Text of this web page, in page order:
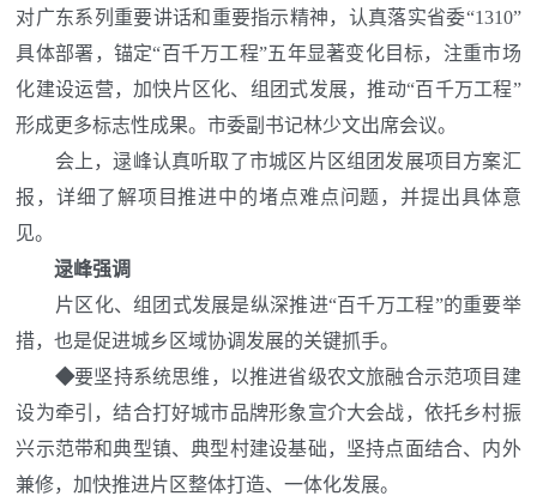
对广东系列重要讲话和重要指示精神，认真落实省委“1310”
具体部署，锚定“百千万工程”五年显著变化目标， 注重市场
化建设运营，加快片区化、 组团 式发展，推动“百千万工程”
形成更多标志性成果。市委副书记林少文出席会议。
会上，逯峰认真听取了市城区片区组团发展项 目 方案汇
报，详细了解项目推进中的堵点难点问题，并提出具体意
见。
逯峰强调
片区化、 组团式发展是纵深推进“百千万工程”的重要举
措，也是促进城乡区域协调发展的关键抓手。
◆要坚持系统思维， 以推进省级农文旅融合示范项目建
设为牵引，结合打好城市品牌形象宣介大会战，依托乡村振
兴示范带和典型镇、典型村建设基础，坚持点面结合、内外
兼修，加快推进片区整体打造、一体化发展。